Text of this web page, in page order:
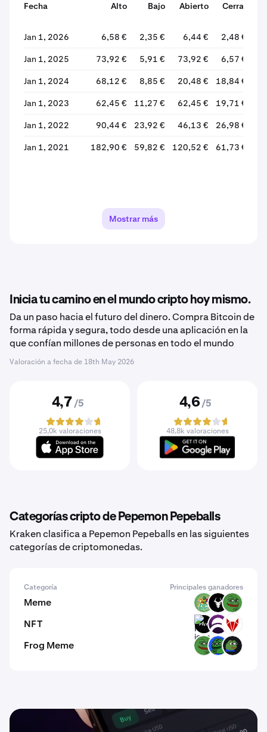
Fecha Alto Bajo Abierto
Cerrar
Jan 1, 2026
6,58 € 2,35 € 6,44 € 2,48 €
Jan 1, 2025 73,92 € 5,91 € 73,92 € 6,57 €
Jan 1, 2024 68,12 € 8,85 € 20,48 € 18,84 €
Jan 1, 2023 62,45 € 11,27 € 62,45 € 19,71 €
Jan 1, 2022 90,44 € 23,92 € 46,13 € 26,98 €
Jan 1, 2021 182,90 € 59,82 € 120,52 € 61,73 €
Mostrar más
Inicia tu camino en el mundo cripto hoy mismo.
Da un paso hacia el futuro del dinero. Compra Bitcoin de
forma rápida y segura, todo desde una aplicación en la
que confían millones de personas en todo el mundo
Valoración a fecha de 18th May 2026
4,7 /5
25,0k valoraciones
4,6 /5
48,8k valoraciones
Categorías cripto de Pepemon Pepeballs
Kraken clasifica a Pepemon Pepeballs en las siguientes
categorías de criptomonedas.
Categoría Principales ganadores
Meme PODGE BULL PEPE
NFT FWA DAR RFOX
Frog Meme PEPE PEPI PFP